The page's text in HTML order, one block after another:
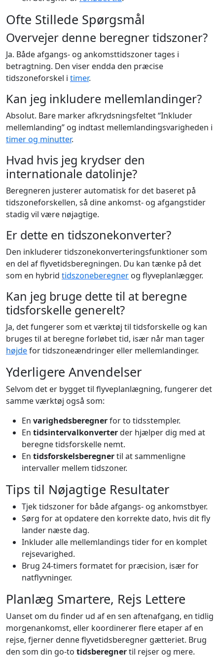
Ofte Stillede Spørgsmål
Overvejer denne beregner tidszoner?
Ja. Både afgangs- og ankomsttidszoner tages i
betragtning. Den viser endda den præcise
tidszoneforskel i timer.
Kan jeg inkludere mellemlandinger?
Absolut. Bare marker afkrydsningsfeltet “Inkluder
mellemlanding” og indtast mellemlandingsvarigheden i
timer og minutter.
Hvad hvis jeg krydser den
internationale datolinje?
Beregneren justerer automatisk for det baseret på
tidszoneforskellen, så dine ankomst- og afgangstider
stadig vil være nøjagtige.
Er dette en tidszonekonverter?
Den inkluderer tidszonekonverteringsfunktioner som
en del af flyvetidsberegningen. Du kan tænke på det
som en hybrid tidszoneberegner og flyveplanlægger.
Kan jeg bruge dette til at beregne
tidsforskelle generelt?
Ja, det fungerer som et værktøj til tidsforskelle og kan
bruges til at beregne forløbet tid, især når man tager
højdefor tidszoneændringer eller mellemlandinger.
Yderligere Anvendelser
Selvom det er bygget til flyveplanlægning, fungerer det
samme værktøj også som:
En varighedsberegnerfor to tidsstempler.
En tidsintervalkonverterder hjælper dig med at
beregne tidsforskelle nemt.
En tidsforskelsberegnertil at sammenligne
intervaller mellem tidszoner.
Tips til Nøjagtige Resultater
Tjek tidszoner for både afgangs- og ankomstbyer.
Sørg for at opdatere den korrekte dato, hvis dit fly
lander næste dag.
Inkluder alle mellemlandings tider for en komplet
rejsevarighed.
Brug 24-timers formatet for præcision, især for
natflyvninger.
Planlæg Smartere, Rejs Lettere
Uanset om du finder ud af en sen aftenafgang, en tidlig
morgenankomst, eller koordinerer flere etaper af en
rejse, fjerner denne flyvetidsberegner gætteriet. Brug
den som din go-to tidsberegnertil rejser og mere.